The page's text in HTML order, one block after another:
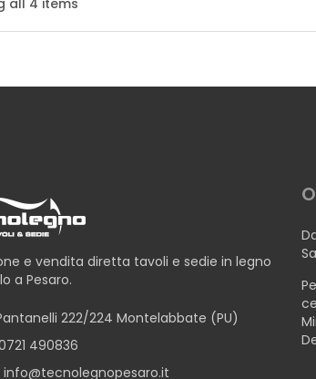
TAVOLO NUORO BOTTE
TAVOLO SAVONA BOTTE
e vendita diretta tavoli e sedie in legno
a Pesaro.
222/224 Montelabbate (PU)
490836
info@tecnolegnopesaro.it